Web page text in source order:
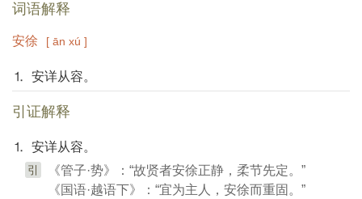
词语解释
安徐 [ ān xú ]
⒈ 安详从容。
引证解释
⒈ 安详从容。
引
《管子·势》：“故贤者安徐正静，柔节先定。”
《国语·越语下》：“宜为主人，安徐而重固。”